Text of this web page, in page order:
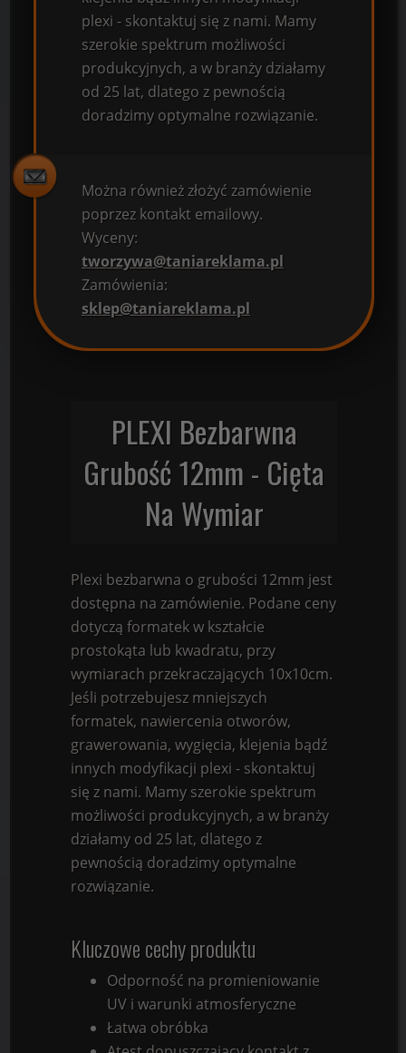
plexi - skontaktuj się z nami. Mamy
szerokie spektrum możliwości
produkcyjnych, a w branży działamy
od 25 lat, dlatego z pewnością
doradzimy optymalne rozwiązanie.
Można również złożyć zamówienie
poprzez kontakt emailowy.
Wyceny:
tworzywa@taniareklama.pl
Zamówienia:
sklep@taniareklama.pl
PLEXI Bezbarwna
Grubość 12mm - Cięta
Na Wymiar
Plexi bezbarwna o grubości 12mm jest
dostępna na zamówienie. Podane ceny
dotyczą formatek w kształcie
prostokąta lub kwadratu, przy
wymiarach przekraczających 10x10cm.
Jeśli potrzebujesz mniejszych
formatek, nawiercenia otworów,
grawerowania, wygięcia, klejenia bądź
innych modyfikacji plexi - skontaktuj
się z nami. Mamy szerokie spektrum
możliwości produkcyjnych, a w branży
działamy od 25 lat, dlatego z
pewnością doradzimy optymalne
rozwiązanie.
Kluczowe cechy produktu
Odporność na promieniowanie
UV i warunki atmosferyczne
Łatwa obróbka